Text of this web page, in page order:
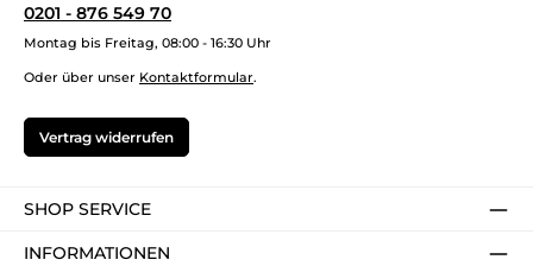
0201 - 876 549 70
Montag bis Freitag, 08:00 - 16:30 Uhr
Oder über unser Kontaktformular.
Vertrag widerrufen
SHOP SERVICE
INFORMATIONEN